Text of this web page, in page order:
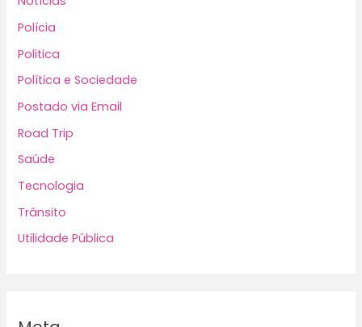
Polícia
Politica
Política e Sociedade
Postado via Email
Road Trip
Saúde
Tecnologia
Trânsito
Utilidade Pública